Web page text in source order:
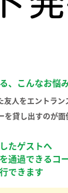
、こんなお悩
友人をエントラ
を貸し出すのが
たゲストへ
通過できるコ
できます